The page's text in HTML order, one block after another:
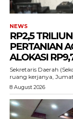
NEWS
RP2,5
PERTANIAN
ALOKASI
‎Sekretaris Daerah
ruang kerjanya,
8 August 2026